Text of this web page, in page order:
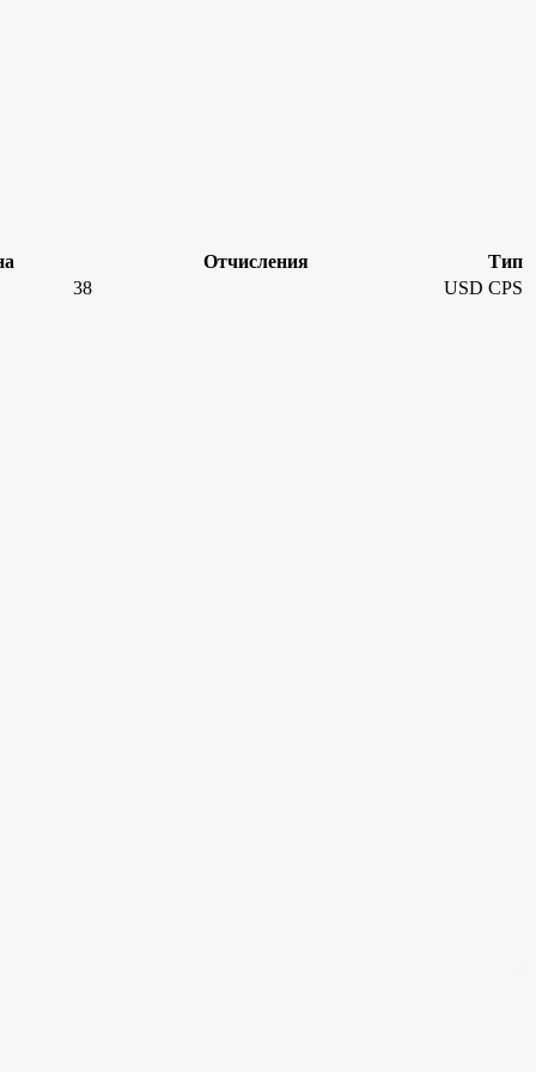
Отчисления
Тип
38
USD CPS